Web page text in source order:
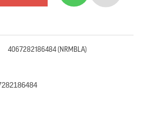
4067282186484 (NRMBLA)